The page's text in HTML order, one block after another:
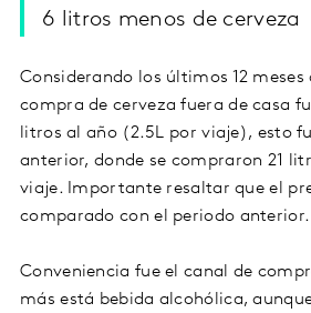
6 litros menos de cerveza
Considerando los últimos 12 meses
compra de cerveza fuera de casa
litros al año (2.5L por viaje), esto
anterior, donde se compraron 21
viaje. Importante resaltar que el
comparado con el periodo anterior.
Conveniencia fue el canal de
más está bebida alcohólica,